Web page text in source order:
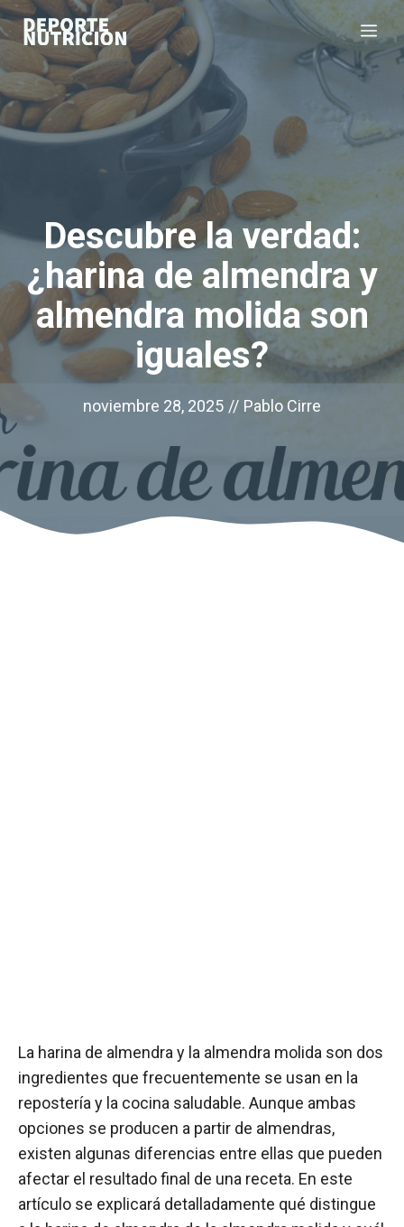
Saltar
al
contenido
Descubre la verdad:
¿harina de almendra y
almendra molida son
iguales?
noviembre 28, 2025 // Pablo Cirre
La harina de almendra y la almendra molida son dos
ingredientes que frecuentemente se usan en la
repostería y la cocina saludable. Aunque ambas
opciones se producen a partir de almendras,
existen algunas diferencias entre ellas que pueden
afectar el resultado final de una receta. En este
artículo se explicará detalladamente qué distingue